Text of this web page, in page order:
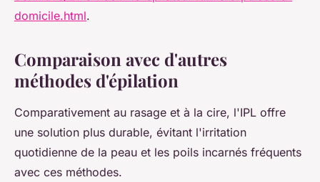
domicile.html.
Comparaison avec d'autres
méthodes d'épilation
Comparativement au rasage et à la cire, l'IPL offre
une solution plus durable, évitant l'irritation
quotidienne de la peau et les poils incarnés fréquents
avec ces méthodes.